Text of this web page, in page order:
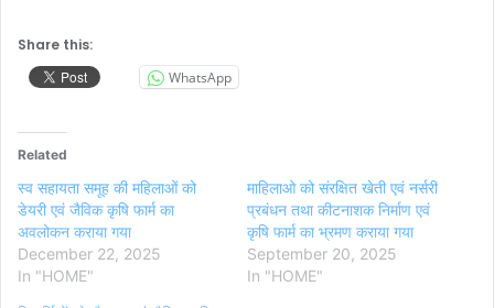
Share this:
WhatsApp
Related
स्व सहायता समूह की महिलाओं को
डेयरी एवं जैविक कृषि फार्म का
अवलोकन कराया गया
December 22, 2025
In "HOME"
माहिलाओ को संरक्षित खेती एवं नर्सरी
प्रबंधन तथा कीटनाशक निर्माण एवं
कृषि फार्म का भ्रमण कराया गया
September 20, 2025
In "HOME"